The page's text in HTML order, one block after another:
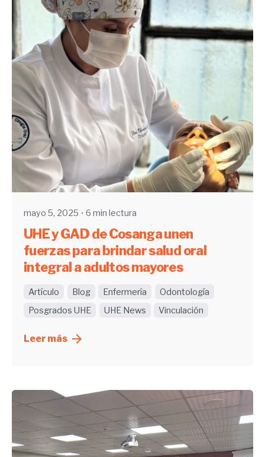
Enviado por
UHE
mayo 5, 2025 6 min lectura
UHE y GAD de Cosanga unen
fuerzas para brindar salud oral
integral a adultos mayores
Artículo Blog Enfermería
Odontología
Posgrados UHE
UHE News Vinculación
Leer más